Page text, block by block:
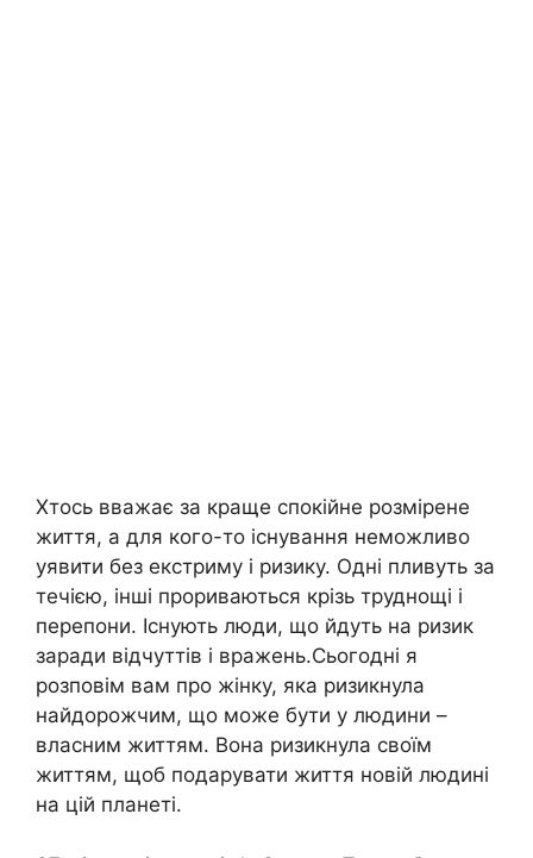
Хтось вважає за краще спокійне розмірене
життя, а для кого-то існування неможливо
уявити без екстриму і ризику. Одні пливуть за
течією, інші прориваються крізь труднощі і
перепони. Існують люди, що йдуть на ризик
заради відчуттів і вражень.Сьогодні я
розповім вам про жінку, яка ризикнула
найдорожчим, що може бути у людини –
власним життям. Вона ризикнула своїм
життям, щоб подарувати життя новій людині
на цій планеті.